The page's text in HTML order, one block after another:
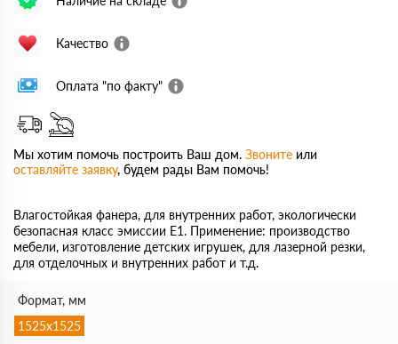
Качество
Оплата "по факту"
Мы хотим помочь построить Ваш дом. Звоните или
оставляйте заявку, будем рады Вам помочь!
Влагостойкая фанера, для внутренних работ, экологически
безопасная класс эмиссии Е1. Применение: производство
мебели, изготовление детских игрушек, для лазерной резки,
для отделочных и внутренних работ и т.д.
Формат, мм
1525х1525